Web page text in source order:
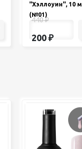
"Хэллоуин", 10
(№01)
440₽
200 ₽